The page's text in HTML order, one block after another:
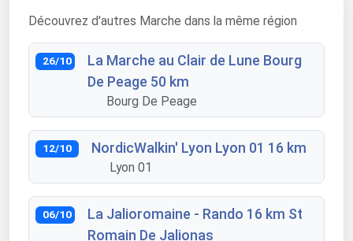
Découvrez d'autres Marche dans la même région
26/10
La Marche au Clair de Lune Bourg
De Peage 50 km
Bourg De Peage
12/10 NordicWalkin' Lyon Lyon 01 16 km
Lyon 01
06/10
La Jalioromaine - Rando 16 km St
Romain De Jalionas